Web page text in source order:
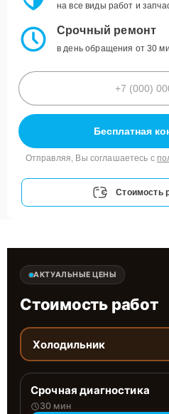
на все виды работ и
Срочный ремонт
в день обращения от 30
Бесплатная
Отправляя, Вы соглашаетесь с
Стоимость
АКТУАЛЬНЫЕ ЦЕНЫ
Стоимость работ
Холодильник
Срочная диагностика
30 мин